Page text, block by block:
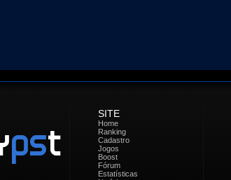
SITE
Home
Ranking
Cadastro
Jogos
Boost
Fórum
Estatísticas